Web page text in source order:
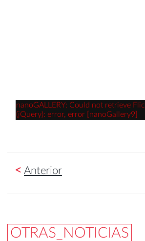
nanoGALLERY: Could not retrieve
(jQuery): error, error [nanoGallery9]
< Anterior
OTRAS_NOTICIAS